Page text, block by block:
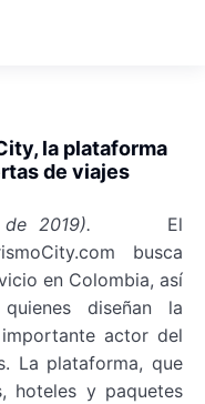
la plataforma
de viajes
14 de 2019). El
busca
en Colombia, así
diseñan la
actor del
La plataforma, que
hoteles y paquetes